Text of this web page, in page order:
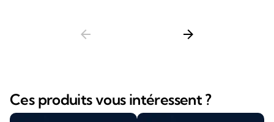
arrow_back arrow_forward
Ces produits vous intéressent ?